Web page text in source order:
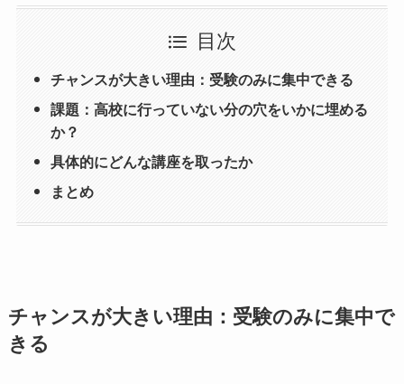
目次
チャンスが大きい理由：受験のみに集中できる
課題：高校に行っていない分の穴をいかに埋める
か？
具体的にどんな講座を取ったか
まとめ
チャンスが大きい理由：受験のみに集中で
きる